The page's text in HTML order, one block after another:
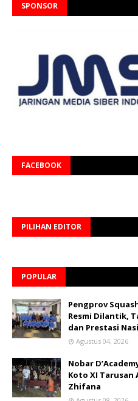
SPONSOR
FACEBOOK
PILIHAN EDITOR
POPULAR
Pengprov
Resmi Dilantik,
dan Prestasi
Agustus 04, 2026
Nobar
Koto XI Tarusan
Zhifana